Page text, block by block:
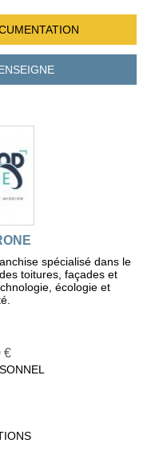
spécialisé dans le
toitures, façades et
écologie et
€